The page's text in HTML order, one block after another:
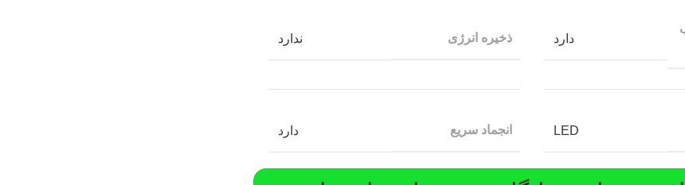
دارد ذخیره انرژی ندارد
LED انجماد سریع دارد